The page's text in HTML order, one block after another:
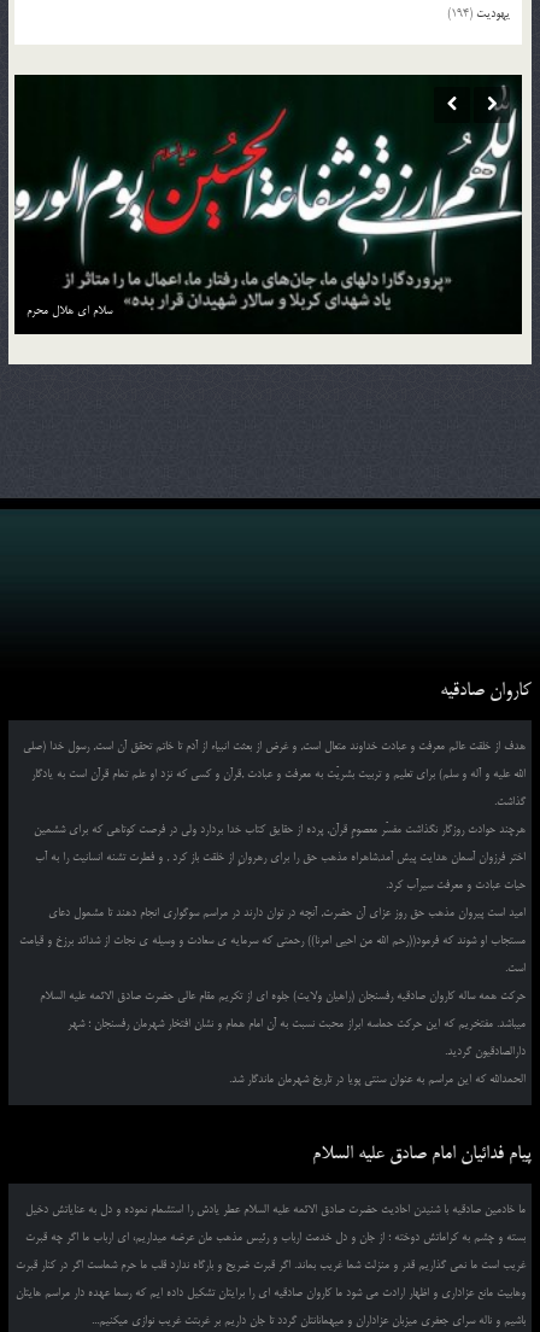
یهودیت (194)
منزل به منزل با کاروان حسین بن علی علیه السلام
کاروان صادقیه
هدف از خلقت عالم معرفت و عبادت خداوند متعال است, و غرض از بعثت انبیاء از آدم تا خاتم تحقق آن است, رسول خدا (صلی
الله علیه و آله و سلم) برای تعلیم و تربیت بشریّت به معرفت و عبادت ,قرآن و کسی که نزد او علم تمام قرآن است به یادگار
گذاشت.
هرچند حوادث روزگار نگذاشت مفسّر معصومِ قرآن, پرده از حقایق کتاب خدا بردارد ولی در فرصت کوتاهی که برای ششمین
اختر فرزوان آسمان هدایت پیش آمد,شاهراه مذهب حق را برای رهروانِ از خلقت باز کرد , و فطرت تشنه انسانیت را به آب
حیات عبادت و معرفت سیرآب کرد.
امید است پیروان مذهب حق روز عزای آن حضرت, آنچه در توان دارند در مراسم سوگواری انجام دهند تا مشمول دعای
مستجاب او شوند که فرمود((رحم الله من احیی امرنا)) رحمتی که سرمایه ی سعادت و وسیله ی نجات از شدائد برزخ و قیامت
است.
حرکت همه ساله کاروان صادقیه رفسنجان (راهیان ولایت) جلوه ای از تکریم مقام عالی حضرت صادق الائمه علیه السلام
میباشد. مفتخریم که این حرکت حماسه ابراز محبت نسبت به آن امام همام و نشان افتخار شهرمان رفسنجان ؛ شهر
دارالصادقیون گردید.
الحمدالله که این مراسم به عنوان سنتی پویا در تاریخ شهرمان ماندگار شد.
پیام فدائیان امام صادق علیه السلام
ما خادمین صادقیه با شنیدن احادیث حضرت صادق الائمه علیه السلام عطر یادش را استشمام نموده و دل به عنایاتش دخیل
بسته و چشم به کراماتش دوخته ؛ از جان و دل خدمت ارباب و رئیس مذهب مان عرضه میداریم، ای ارباب ما اگر چه قبرت
غریب است ما نمی گذاریم قدر و منزلت شما غریب بماند. اگر قبرت ضریح و بارگاه ندارد قلب ما حرم شماست اگر در کنار قبرت
وهابیت مانع عزاداری و اظهار ارادت می شود ما کاروان صادقیه ای را برایتان تشکیل داده ایم که رسما عهده دار مراسم هایتان
باشیم و ناله سرای جعفری میزبان عزاداران و میهمانانتان گردد تا جان داریم بر غربتت غریب نوازی میکنیم...